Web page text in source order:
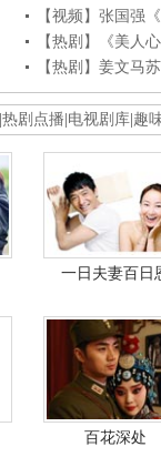
【视频】张国强
【热剧】《美人
【热剧】姜文马
热剧点播 电视剧库 趣
一日夫妻百日
百花深处